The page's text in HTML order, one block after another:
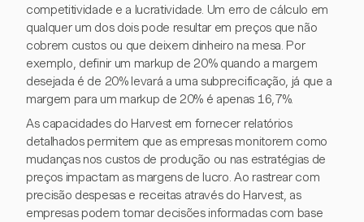
competitividade e a lucratividade. Um erro de cálculo em
qualquer um dos dois pode resultar em preços que não
cobrem custos ou que deixem dinheiro na mesa. Por
exemplo, definir um markup de 20% quando a margem
desejada é de 20% levará a uma subprecificação, já que a
margem para um markup de 20% é apenas 16,7%.
As capacidades do Harvest em fornecer relatórios
detalhados permitem que as empresas monitorem como
mudanças nos custos de produção ou nas estratégias de
preços impactam as margens de lucro. Ao rastrear com
precisão despesas e receitas através do Harvest, as
empresas podem tomar decisões informadas com base